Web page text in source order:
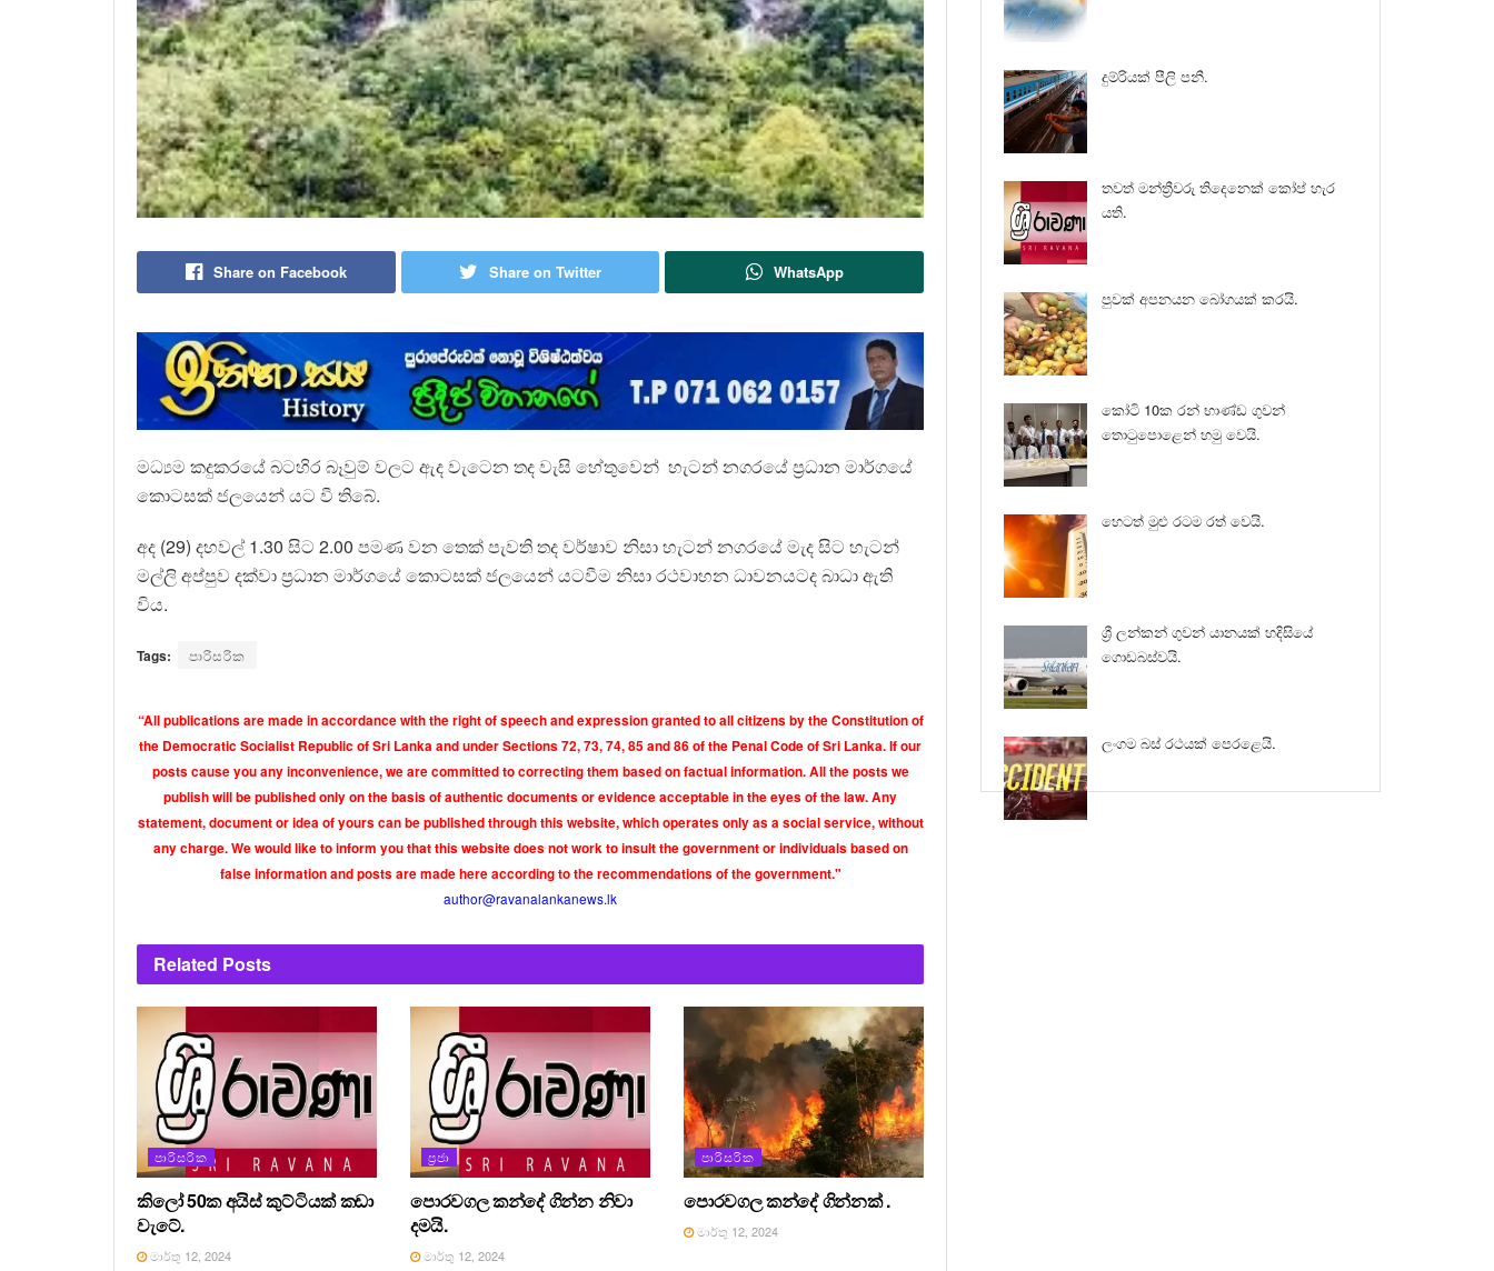
Share on Facebook Share on Twitter WhatsApp
මධ්‍යම කදුකරයේ බටහිර බෑවුම් වලට ඇද වැටෙන තද වැසි හේතුවෙන් හැටන් නගරයේ ප්‍රධාන මාර්ගයේ
කොටසක් ජලයෙන් යට වී තිබේ.
අද (29) දහවල් 1.30 සිට 2.00 පමණ වන තෙක් පැවති තද වර්ෂාව නිසා හැටන් නගරයේ මැද සිට හැටන්
මල්ලි අප්පුව දක්වා ප්‍රධාන මාර්ගයේ කොටසක් ජලයෙන් යටවීම නිසා රථවාහන ධාවනයටද බාධා ඇති
විය.
Tags: පාරිසරික
“All publications are made in accordance with the right of speech and expression granted to all citizens by the Constitution of
the Democratic Socialist Republic of Sri Lanka and under Sections 72, 73, 74, 85 and 86 of the Penal Code of Sri Lanka. If our
posts cause you any inconvenience, we are committed to correcting them based on factual information. All the posts we
publish will be published only on the basis of authentic documents or evidence acceptable in the eyes of the law. Any
statement, document or idea of yours can be published through this website, which operates only as a social service, without
any charge. We would like to inform you that this website does not work to insult the government or individuals based on
false information and posts are made here according to the recommendations of the government."
author@ravanalankanews.lk
Related Posts
පාරිසරික
කිලෝ 50ක අයිස් කුට්ටියක් කඩා
වැටේ.
මාර්තු 12, 2024
ප්‍රජා
පොරවගල කන්දේ ගින්න නිවා
දමයි.
මාර්තු 12, 2024
පාරිසරික
පොරවගල කන්දේ ගින්නක් .
මාර්තු 12, 2024
දුම්රියක් පීලි පනී.
තවත් මන්ත්‍රීවරු තිදෙනෙක් කෝප් හැර
යති.
පුවක් අපනයන බෝගයක් කරයි.
කෝටි 10ක රන් භාණ්ඩ ගුවන්
තොටුපොළෙන් හමු වෙයි.
හෙටත් මුළු රටම රත් වෙයි.
ශ්‍රී ලන්කන් ගුවන් යානයක් හදිසියේ
ගොඩබස්වයි.
ලංගම බස් රථයක් පෙරළෙයි.